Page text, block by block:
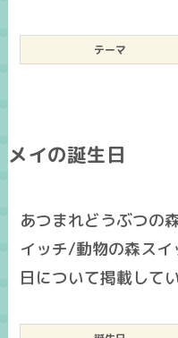
テーマ
メイの誕生日
あつまれどうぶつの
イッチ/動物の森ス
日について掲載して